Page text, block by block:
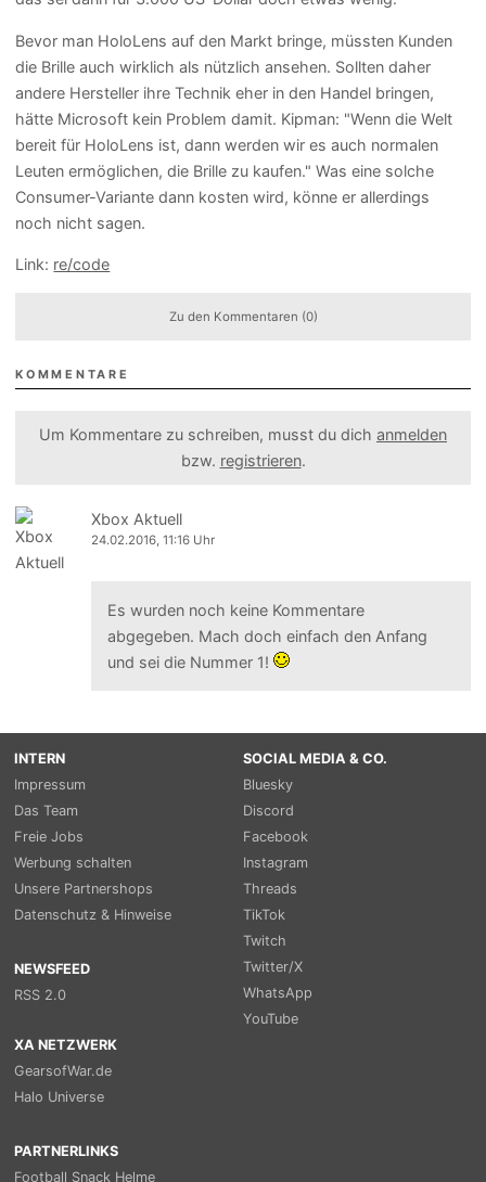
Bevor man HoloLens auf den Markt bringe, müssten Kunden
die Brille auch wirklich als nützlich ansehen. Sollten daher
andere Hersteller ihre Technik eher in den Handel bringen,
hätte Microsoft kein Problem damit. Kipman: "Wenn die Welt
bereit für HoloLens ist, dann werden wir es auch normalen
Leuten ermöglichen, die Brille zu kaufen." Was eine solche
Consumer-Variante dann kosten wird, könne er allerdings
noch nicht sagen.
Link: re/code
Zu den Kommentaren (0)
KOMMENTARE
Um Kommentare zu schreiben, musst du dich anmelden
bzw. registrieren.
Xbox Aktuell
24.02.2016, 11:16 Uhr
Es wurden noch keine Kommentare
abgegeben. Mach doch einfach den Anfang
und sei die Nummer 1!
INTERN
Impressum
Das Team
Freie Jobs
Werbung schalten
Unsere Partnershops
Datenschutz & Hinweise
NEWSFEED
RSS 2.0
SOCIAL MEDIA & CO.
Bluesky
Discord
Facebook
Instagram
Threads
TikTok
Twitch
Twitter/X
WhatsApp
YouTube
XA NETZWERK
GearsofWar.de
Halo Universe
PARTNERLINKS
Football Snack Helme